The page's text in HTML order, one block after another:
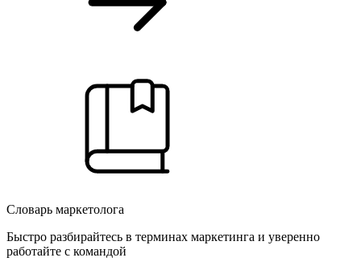
Словарь маркетолога
Быстро разбирайтесь в терминах маркетинга и уверенно
работайте с командой